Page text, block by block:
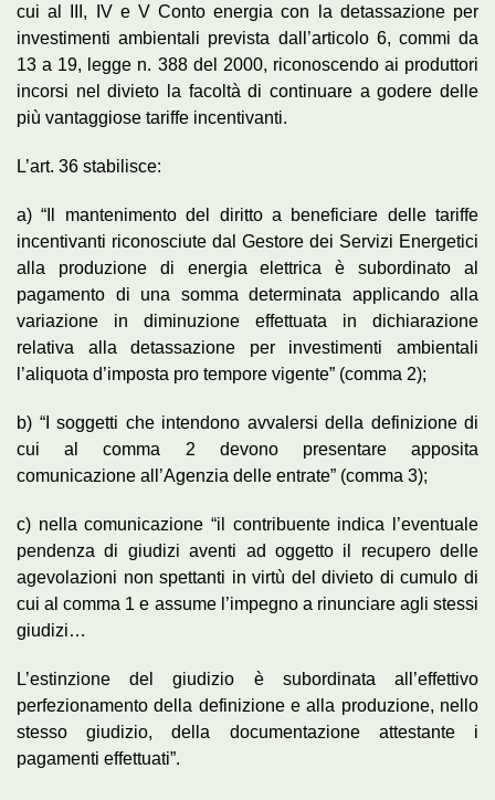
cui al III, IV e V Conto energia con la detassazione per
investimenti ambientali prevista dall’articolo 6, commi da
13 a 19, legge n. 388 del 2000, riconoscendo ai produttori
incorsi nel divieto la facoltà di continuare a godere delle
più vantaggiose tariffe incentivanti.
L’art. 36 stabilisce:
a) “Il mantenimento del diritto a beneficiare delle tariffe
incentivanti riconosciute dal Gestore dei Servizi Energetici
alla produzione di energia elettrica è subordinato al
pagamento di una somma determinata applicando alla
variazione in diminuzione effettuata in dichiarazione
relativa alla detassazione per investimenti ambientali
l’aliquota d’imposta pro tempore vigente” (comma 2);
b) “I soggetti che intendono avvalersi della definizione di
cui al comma 2 devono presentare apposita
comunicazione all’Agenzia delle entrate” (comma 3);
c) nella comunicazione “il contribuente indica l’eventuale
pendenza di giudizi aventi ad oggetto il recupero delle
agevolazioni non spettanti in virtù del divieto di cumulo di
cui al comma 1 e assume l’impegno a rinunciare agli stessi
giudizi…
L’estinzione del giudizio è subordinata all’effettivo
perfezionamento della definizione e alla produzione, nello
stesso giudizio, della documentazione attestante i
pagamenti effettuati”.